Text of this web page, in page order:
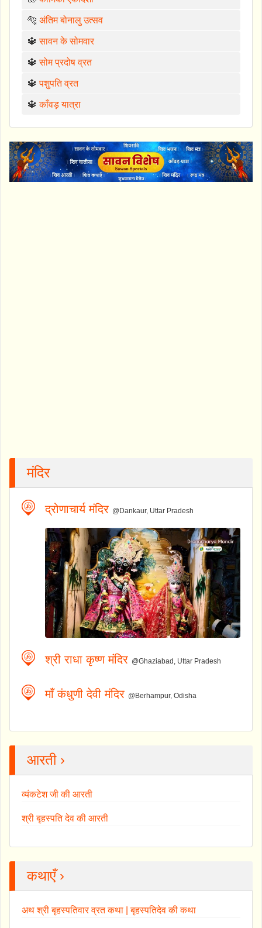
🐅 अंतिम बोनालु उत्सव
🔱सावन के सोमवार
🔱सोम प्रदोष व्रत
🔱पशुपति व्रत
🔱काँवड़ यात्रा
मंदिर
द्रोणाचार्य मंदिर @Dankaur, Uttar Pradesh
श्री राधा कृष्ण मंदिर @Ghaziabad, Uttar Pradesh
माँ कंधुणी देवी मंदिर @Berhampur, Odisha
आरती ›
व्यंकटेश जी की आरती
श्री बृहस्पति देव की आरती
कथाएँ ›
अथ श्री बृहस्पतिवार व्रत कथा | बृहस्पतिदेव की कथा